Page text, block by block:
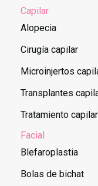
Capilar
Alopecia
Cirugía capilar
Microinjertos
Transplantes
Tratamiento capilar
Facial
Blefaroplastia
Bolas de bichat